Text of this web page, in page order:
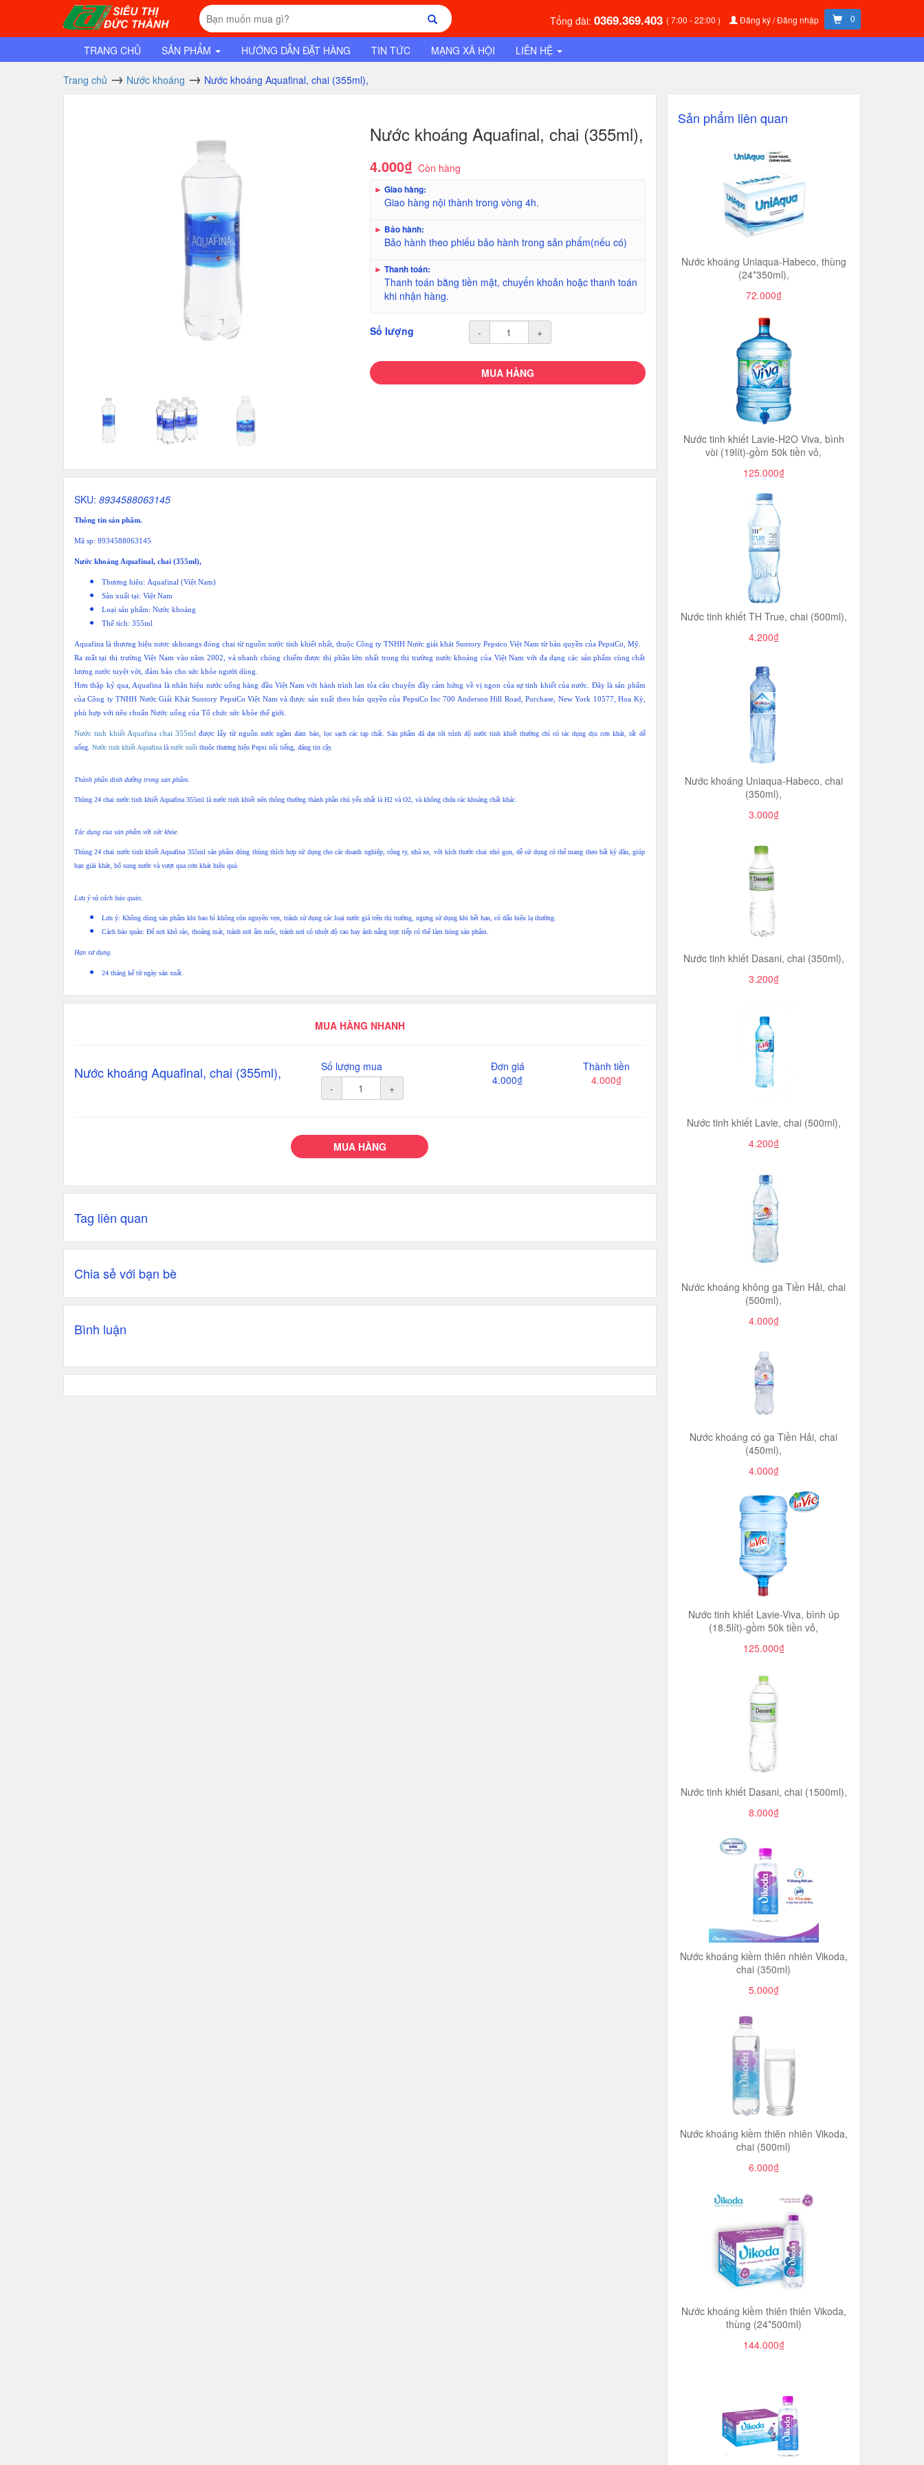
Tổng đài: 0369.369.403 ( 7:00 - 22:00 ) Đăng ký / Đăng nhập 0
TRANG CHỦ SẢN PHẨM HƯỚNG DẪN ĐẶT HÀNG TIN TỨC MẠNG XÃ HỘI LIÊN HỆ
Trang chủ Nước khoáng Nước khoáng Aquafinal, chai (355ml),
Nước khoáng Aquafinal, chai (355ml),
4.000₫ Còn hàng
► Giao hàng:
Giao hàng nội thành trong vòng 4h.
► Bảo hành:
Bảo hành theo phiếu bảo hành trong sản phẩm(nếu có)
► Thanh toán:
Thanh toán bằng tiền mặt, chuyển khoản hoặc thanh toán
khi nhận hàng.
Số lượng - +
MUA HÀNG
SKU: 8934588063145
Thông tin sản phẩm.
Mã sp: 8934588063145
Nước khoáng Aquafinal, chai (355ml),
Thương hiệu: Aquafinal (Việt Nam)
Sản xuất tại: Việt Nam
Loại sản phẩm: Nước khoáng
Thể tích: 355ml
Aquafina là thương hiệu nươc skhoangs đóng chai từ nguồn nước tinh khiết nhất, thuộc Công ty TNHH Nước giải khát Suntory Pepsico Việt Nam từ bản quyền của PepsiCo, Mỹ.
Ra mắt tại thị trường Việt Nam vào năm 2002, và nhanh chóng chiếm được thị phần lớn nhất trong thị trường nước khoáng của Việt Nam với đa dạng các sản phẩm cùng chất
lượng nước tuyệt vời, đảm bảo cho sức khỏe người dùng.
Hơn thập kỷ qua, Aquafina là nhãn hiệu nước uống hàng đầu Việt Nam với hành trình lan tỏa câu chuyện đầy cảm hứng về vị ngon của sự tinh khiết của nước. Đây là sản phẩm
của Công ty TNHH Nước Giải Khát Suntory PepsiCo Việt Nam và được sản xuất theo bản quyền của PepsiCo Inc 700 Anderson Hill Road, Purchase, New York 10577, Hoa Kỳ,
phù hợp với tiêu chuẩn Nước uống của Tổ chức sức khỏe thế giới.
Nước tinh khiết Aquafina chai 355ml được lấy từ nguồn nước ngầm đảm bảo, lọc sạch các tạp chất. Sản phẩm đã đạt tới trình độ nước tinh khiết thường chỉ có tác dụng dịu cơn khát, rất dễ
uống. Nước tinh khiết Aquafina lànước suối thuộc thương hiệu Pepsi nổi tiếng, đáng tin cậy.
Thành phần dinh dưỡng trong sản phẩm.
Thùng 24 chai nước tinh khiết Aquafina 355ml là nước tinh khiết nên thông thường thành phần chủ yếu nhất là H2 và O2, và không chứa các khoáng chất khác.
Tác dụng của sản phẩm với sức khỏe.
Thùng 24 chai nước tinh khiết Aquafina 355ml sản phẩm đóng thùng thích hợp sử dụng cho các doanh nghiệp, công ty, nhà xe, với kích thước chai nhỏ gọn, dễ sử dụng có thể mang theo bất kỳ đâu, giúp
bạn giải khát, bổ sung nước và vượt qua cơn khát hiệu quả.
Lưu ý và cách bảo quản.
Lưu ý: Không dùng sản phẩm khi bao bì không còn nguyên vẹn, tránh sử dụng các loại nước giả trên thị trường, ngưng sử dụng khi hết hạn, có dấu hiệu lạ thường.
Cách bảo quản: Để nơi khô ráo, thoáng mát, tránh nơi ẩm mốc, tránh nơi có nhiệt độ cao hay ánh nắng trực tiếp có thể làm hỏng sản phẩm.
Hạn sử dụng.
24 tháng kể từ ngày sản xuất.
MUA HÀNG NHANH
Nước khoáng Aquafinal, chai (355ml),
Số lượng mua
-
+
Đơn giá
4.000₫
Thành tiền
4.000₫
MUA HÀNG
Tag liên quan
Chia sẻ với bạn bè
Bình luận
Sản phẩm liên quan
Nước khoáng Uniaqua-Habeco, thùng
(24*350ml),
72.000₫
Nước tinh khiết Lavie-H2O Viva, bình
vòi (19lít)-gồm 50k tiền vỏ,
125.000₫
Nước tinh khiết TH True, chai (500ml),
4.200₫
Nước khoáng Uniaqua-Habeco, chai
(350ml),
3.000₫
Nước tinh khiết Dasani, chai (350ml),
3.200₫
Nước tinh khiết Lavie, chai (500ml),
4.200₫
Nước khoáng không ga Tiền Hải, chai
(500ml),
4.000₫
Nước khoáng có ga Tiền Hải, chai
(450ml),
4.000₫
Nước tinh khiết Lavie-Viva, bình úp
(18.5lít)-gồm 50k tiền vỏ,
125.000₫
Nước tinh khiết Dasani, chai (1500ml),
8.000₫
Nước khoáng kiềm thiên nhiên Vikoda,
chai (350ml)
5.000₫
Nước khoáng kiềm thiên nhiên Vikoda,
chai (500ml)
6.000₫
Nước khoáng kiềm thiên thiên Vikoda,
thùng (24*500ml)
144.000₫